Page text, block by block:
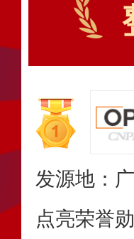
发源地：
点亮荣誉